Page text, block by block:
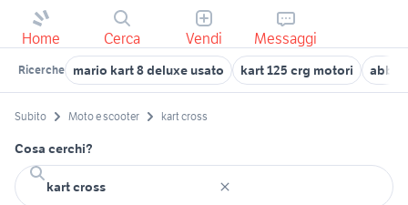
Home Cerca Vendi Messaggi
Ricerche mario kart 8 deluxe usato kart 125 crg motori
Subito Moto e scooter kart cross
Cosa cerchi?